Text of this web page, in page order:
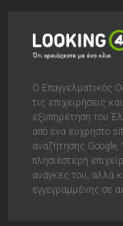
Ο Επαγγελματικός
τις επιχειρήσεις
εξυπηρέτηση του
από ένα εύχρηστο
αναζήτησης Google,
πλησιέστερη
ανάγκες του, αλλά
εγγεγραμμένης σε